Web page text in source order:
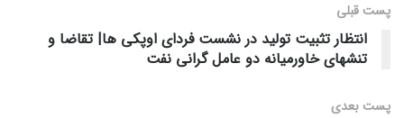
پست قبلی
انتظار تثبیت تولید در نشست فردای اوپکی ها| تقاضا و
تنشهای خاورمیانه دو عامل گرانی نفت
پست‌ بعدی